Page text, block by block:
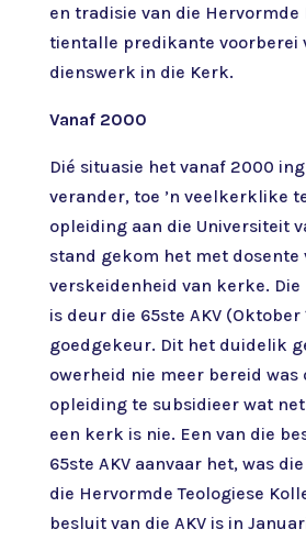
en tradisie van die Hervormde
tientalle predikante voorberei
dienswerk in die Kerk.
Vanaf 2000
Dié situasie het vanaf 2000
verander, toe ’n veelkerklike
opleiding aan die Universiteit
stand gekom het met dosente
verskeidenheid van kerke.
is deur die 65ste AKV (Oktober
goedgekeur. Dit het duidelik
owerheid nie meer bereid was
opleiding te subsidieer wat
een kerk is nie. Een van die
65ste AKV aanvaar het, was
die Hervormde Teologiese
besluit van die AKV is in